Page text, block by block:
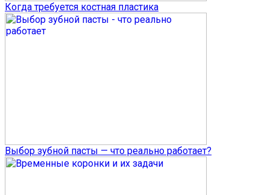
Когда требуется костная пластика
Выбор зубной пасты — что реально работает?